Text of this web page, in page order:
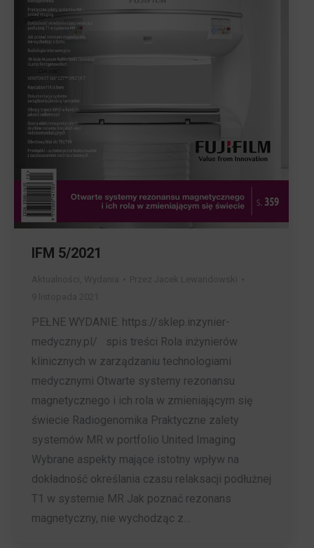
IFM 5/2021
PEŁNE WYDANIE: https://sklep.inzynier-
medyczny.pl/ spis treści Rola inżynierów
klinicznych w zarządzaniu technologiami
medycznymi Otwarte systemy rezonansu
magnetycznego i ich rola w zmieniającym się
świecie Radiogenomika Praktyczne zalety
systemów MR w portfolio United Imaging
Wybrane aspekty mające istotny wpływ na
dokładność określania czasu relaksacji podłużnej
T1 w systemie MR Jak poznać rezonans
magnetyczny, nie wychodząc z…